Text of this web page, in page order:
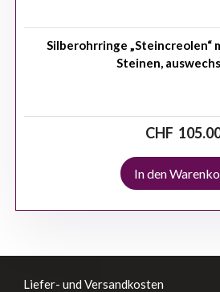
Silberohrringe „Steincreolen“
Steinen,
CHF
In den
Liefer- und Versandkosten